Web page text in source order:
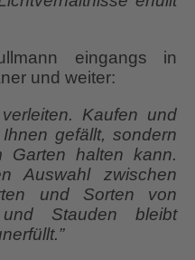
eingangs in
und weiter:
Kaufen und
gefällt, sondern
halten kann.
Auswahl zwischen
und Sorten von
Stauden bleibt